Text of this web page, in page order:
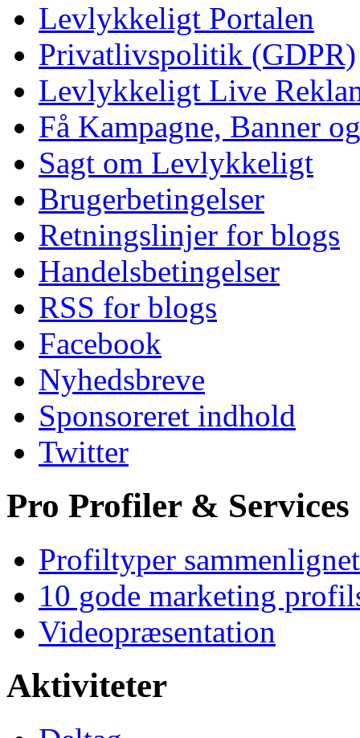
Levlykkeligt Portalen
Privatlivspolitik (GDPR)
Levlykkeligt Live
Få Kampagne, Banner
Sagt om Levlykkeligt
Brugerbetingelser
Retningslinjer for blogs
Handelsbetingelser
RSS for blogs
Facebook
Nyhedsbreve
Sponsoreret indhold
Twitter
Pro Profiler & Services
Profiltyper sammenlignet
10 gode marketing
Videopræsentation
Aktiviteter